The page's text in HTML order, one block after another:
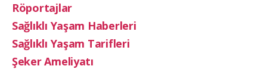
Röportajlar
Sağlıklı Yaşam Haberleri
Sağlıklı Yaşam Tarifleri
Şeker Ameliyatı